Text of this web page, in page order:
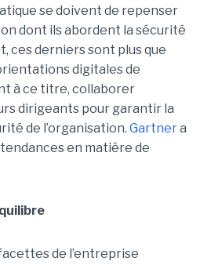
se doivent de repenser
dont ils abordent la sécurité
ces derniers sont plus que
digitales de
à ce titre, collaborer
dirigeants pour garantir la
de l’organisation. Gartnera
en matière de
de l’entreprise